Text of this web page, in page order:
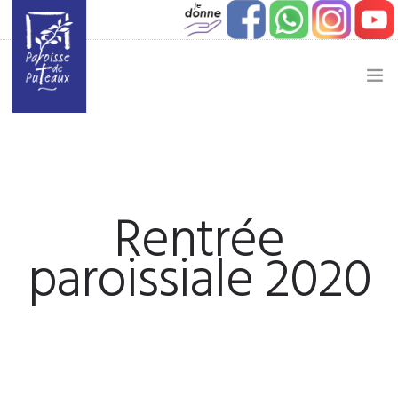
ETAPES DE VIE
VIE PAROISSIALE
Rentrée
paroissiale 2020